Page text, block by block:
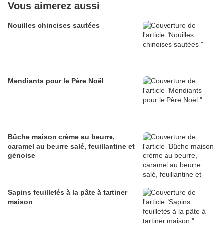
Vous aimerez aussi
Nouilles chinoises sautées
Mendiants pour le Père Noël
Bûche maison crème au beurre,
caramel au beurre salé, feuillantine et
génoise
Sapins feuilletés à la pâte à tartiner
maison